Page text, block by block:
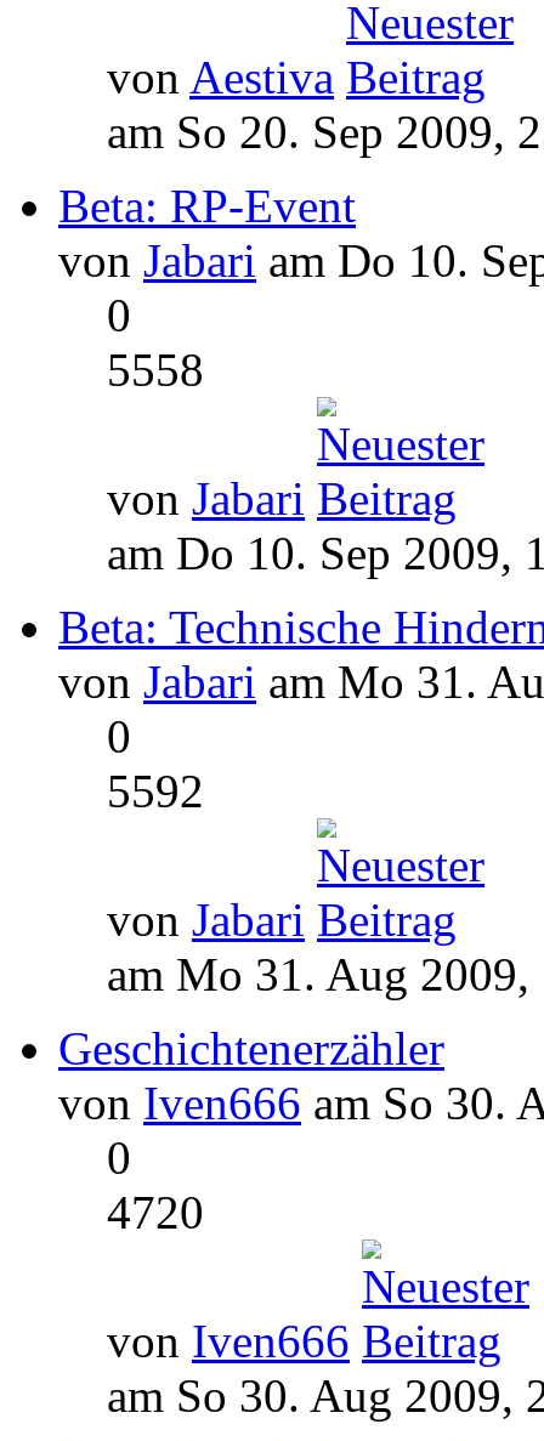
von Aestiva
am So 20. Sep 2009,
Beta: RP-Event
von Jabari am Do 10.
0
5558
von Jabari
am Do 10. Sep 2009,
Beta: Technische
von Jabari am Mo 31.
0
5592
von Jabari
am Mo 31. Aug 2009,
Geschichtenerzähler
von Iven666 am So 30.
0
4720
von Iven666
am So 30. Aug 2009,